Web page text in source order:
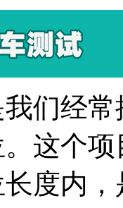
经常
这个
度内